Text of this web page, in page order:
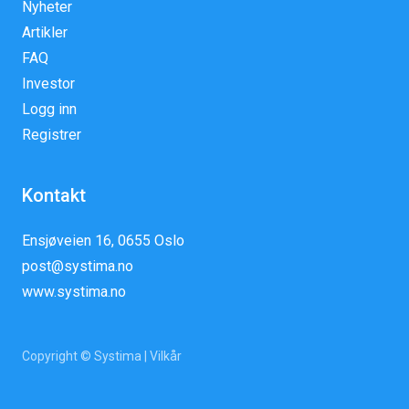
Nyheter
Artikler
FAQ
Investor
Logg inn
Registrer
Kontakt
Ensjøveien 16, 0655 Oslo
post@systima.no
www.systima.no
Copyright © Systima | Vilkår